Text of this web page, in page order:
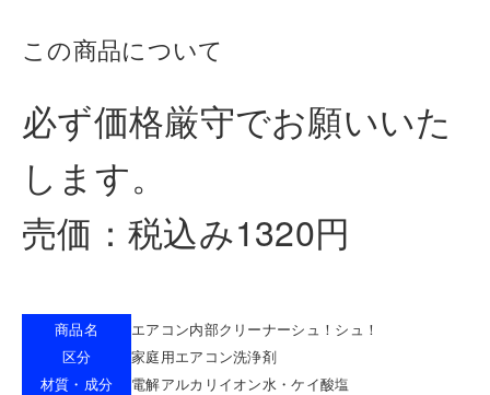
この商品について
必ず価格厳守でお願いいた
します。
売価：税込み1320円
商品名
エアコン内部クリーナーシュ！シュ！
区分
家庭用エアコン洗浄剤
材質・成分
電解アルカリイオン水・ケイ酸塩